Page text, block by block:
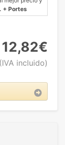
+ Portes
12,82€
(IVA incluido)